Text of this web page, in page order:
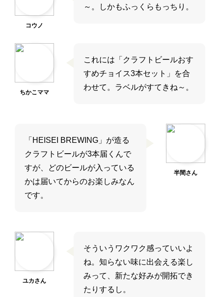
コウノ
～。しかもふっくらもっちり。
ちかこママ
これには「クラフトビールおす
すめチョイス3本セット」を合
わせて。ラベルがすてきね～。
半間さん
「HEISEI BREWING」が造る
クラフトビールが3本届くんで
すが、どのビールが入っている
かは届いてからのお楽しみなん
です。
ユカさん
そういうワクワク感っていいよ
ね。知らない味に出会える楽し
みって、新たな好みが開拓でき
たりするし。